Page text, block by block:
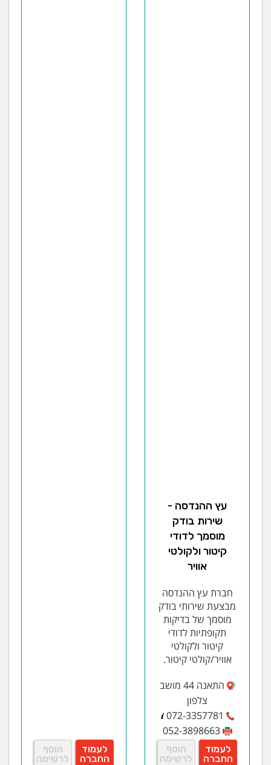
עץ ההנדסה -
שירות בודק
מוסמך לדודי
קיטור ולקולטי
אוויר
חברת עץ ההנדסה
מבצעת שירותי בודק
מוסמך של בדיקות
תקופתיות לדודי
קיטור ולקולטי
אוויר/קולטי קיטור.
התאנה 44 מושב
צלפון
072-3357781
052-3898663
לעמוד
החברה
הוסף
לרשימה
לעמוד
החברה
הוסף
לרשימה